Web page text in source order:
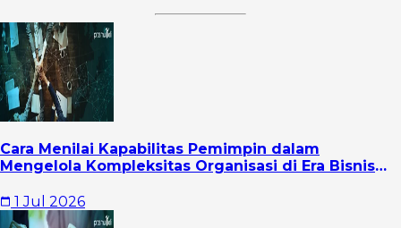
Cara Menilai Kapabilitas Pemimpin dalam
Mengelola Kompleksitas Organisasi di Era Bisnis
1 Jul 2026